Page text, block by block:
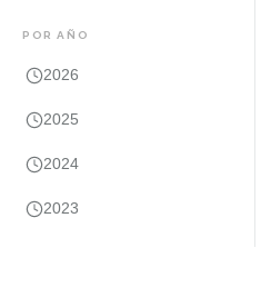
POR AÑO
2026
2025
2024
2023